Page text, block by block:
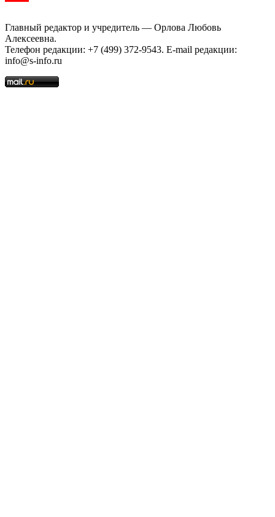
Главный редактор и учредитель — Орлова Любовь
Алексеевна.
Телефон редакции: +7 (499) 372-9543. E-mail редакции:
info@s-info.ru